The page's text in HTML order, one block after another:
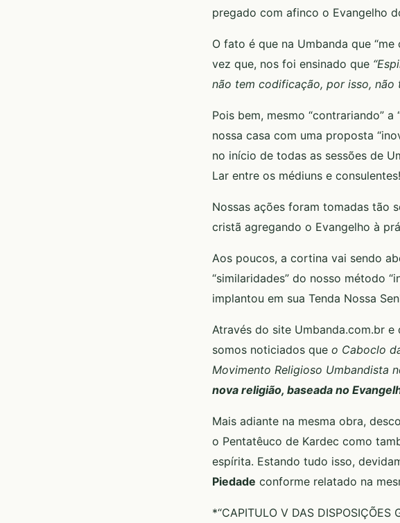
pregado com afinco o Evangelho
O fato é que na Umbanda que
vez que, nos foi ensinado que
não tem codificação, por isso,
Pois bem, mesmo “contrariando”
nossa casa com uma proposta
no início de todas as sessões de
Lar entre os médiuns e consulentes!
Nossas ações foram tomadas tão
cristã agregando o Evangelho à
Aos poucos, a cortina vai sendo
“similaridades” do nosso método
implantou em sua Tenda Nossa
Através do site Umbanda.com.br e
somos noticiados que o Caboclo
Movimento Religioso Umbandista
nova religião, baseada no
Mais adiante na mesma obra,
o Pentatêuco de Kardec como
espírita. Estando tudo isso,
Piedade conforme relatado na
*“CAPITULO V DAS DISPOSIÇÕES